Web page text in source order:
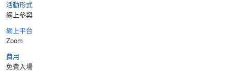
活動形式
網上參與
網上平台
Zoom
費用
免費入場